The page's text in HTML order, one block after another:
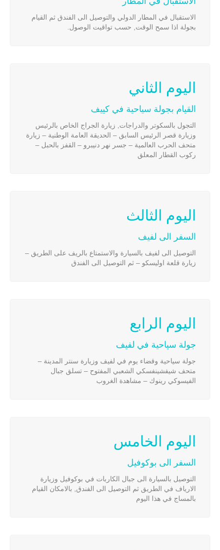
الاستقبال في المطار الدولي والتوصيل الى الفندق ثم القيام
بجولة اذا سمح الوقت, حسب تواقيت الوصول.
اليوم الثاني
القيام بجولة سياحية في كييف
التجول بالسكوتر والدراجات, زيارة الجراج الخاص بالرئيس
وزيارة قصر الرئيس السابق – الحديقة العامة الوطنية – زيارة
متحف الحرب العالمية – جسر نهر دنيبرو – القفز بالحبل –
ركوب القطار المعلق
اليوم الثالث
السفر الى لفيف
التوصيل الى لفيف بالسيارة والاستمتاع بالريف على الطريق –
زيارة قلعة اوليسكو – ثم التوصيل الى الفندق
اليوم الرابع
جولة سياحية في لفيف
جولة سياحية وقضاء يوم في لفيف وزيارة سنتر المدينة –
متحف شيفشينفسكي الشعبي المفتوح – تسلق جبال
الفيسوكي رينوك – مشاهدة الغروب
اليوم الخامس
السفر الى بوكوفيل
التوصيل بالسيارة الى جبال الكاربات في بوكوفيل وزيارة
الارياف في الطريق ثم التوصيل الى الفندق, بالامكان القيام
بالمساج في هذا اليوم